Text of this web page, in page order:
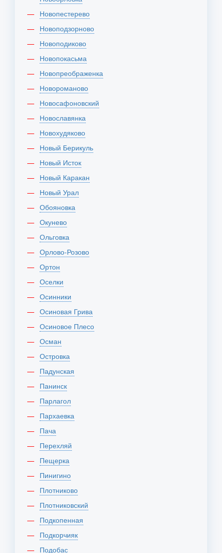
Новопестерево
Новоподзорново
Новоподиково
Новопокасьма
Новопреображенка
Новороманово
Новосафоновский
Новославянка
Новохудяково
Новый Берикуль
Новый Исток
Новый Каракан
Новый Урал
Обояновка
Окунево
Ольговка
Орлово-Розово
Ортон
Оселки
Осинники
Осиновая Грива
Осиновое Плесо
Осман
Островка
Падунская
Панинск
Парлагол
Пархаевка
Пача
Перехляй
Пещерка
Пинигино
Плотниково
Плотниковский
Подкопенная
Подкорчияк
Подобас